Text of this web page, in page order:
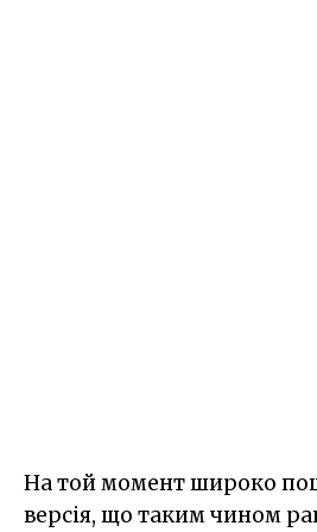
На той момент широко
версія, що таким чином